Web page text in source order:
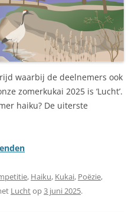
waarbij de deelnemers ook
zomerkukai 2025 is ‘Lucht’.
haiku? De uiterste
, Haiku, Kukai, Poëzie,
Luchtop3 juni 2025.